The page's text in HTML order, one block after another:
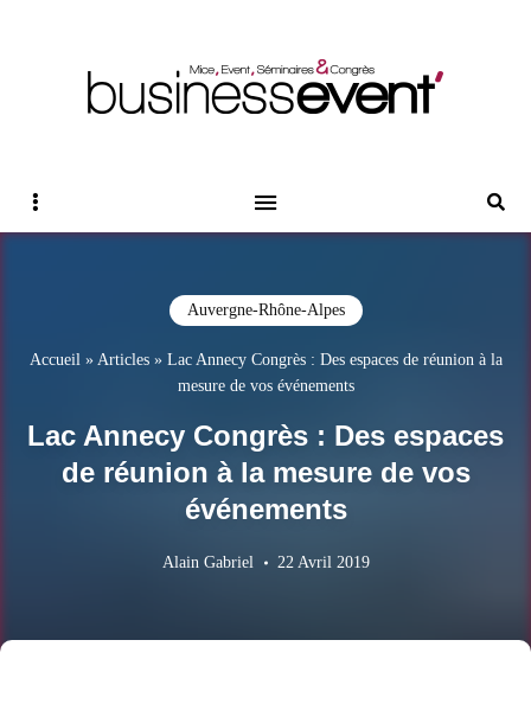
Sidebar
Auvergne-Rhône-Alpes
Accueil» Articles» Lac Annecy Congrès : Des espaces de réunion à la
mesure de vos événements
Lac Annecy Congrès : Des espaces
de réunion à la mesure de vos
événements
Alain Gabriel 22 Avril 2019